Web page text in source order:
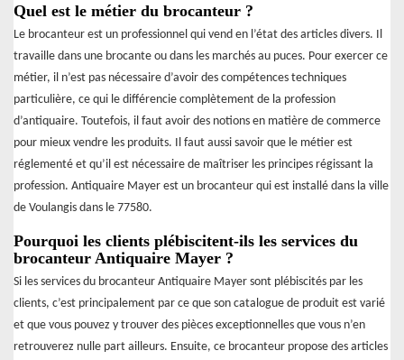
Quel est le métier du brocanteur ?
Le brocanteur est un professionnel qui vend en l’état des articles divers. Il
travaille dans une brocante ou dans les marchés au puces. Pour exercer ce
métier, il n’est pas nécessaire d’avoir des compétences techniques
particulière, ce qui le différencie complètement de la profession
d’antiquaire. Toutefois, il faut avoir des notions en matière de commerce
pour mieux vendre les produits. Il faut aussi savoir que le métier est
réglementé et qu’il est nécessaire de maîtriser les principes régissant la
profession. Antiquaire Mayer est un brocanteur qui est installé dans la ville
de Voulangis dans le 77580.
Pourquoi les clients plébiscitent-ils les services du
brocanteur Antiquaire Mayer ?
Si les services du brocanteur Antiquaire Mayer sont plébiscités par les
clients, c’est principalement par ce que son catalogue de produit est varié
et que vous pouvez y trouver des pièces exceptionnelles que vous n’en
retrouverez nulle part ailleurs. Ensuite, ce brocanteur propose des articles